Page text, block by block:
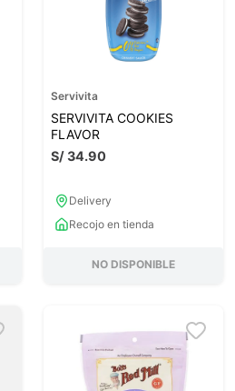
Servivita
SERVIVITA COOKIES
FLAVOR
S/34.90
Delivery
Recojo en tienda
NO DISPONIBLE